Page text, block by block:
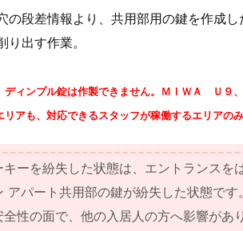
の段差情報より、共用部用の鍵を作成
り出す作業。
ディンプル錠は作製できません。ＭＩＷＡ Ｕ９
リアも、対応できるスタッフが稼働するエリアのみ
キーを紛失した状態は、エントランスを
アパート共用部の鍵が紛失した状態です。
全性の面で、他の入居人の方へ影響があ